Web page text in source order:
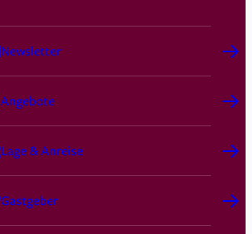
Newsletter
Angebote
Lage & Anreise
Gastgeber